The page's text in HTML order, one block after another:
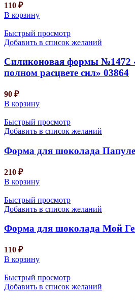
110 ₽
В корзину
Быстрый просмотр
Добавить в список желаний
Силиконовая формы №1472
полном расцвете сил» 03864
90 ₽
В корзину
Быстрый просмотр
Добавить в список желаний
Форма для шоколада
210 ₽
В корзину
Быстрый просмотр
Добавить в список желаний
Форма для шоколада Мой
110 ₽
В корзину
Быстрый просмотр
Добавить в список желаний